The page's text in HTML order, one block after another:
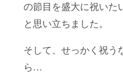
の節目を盛大に祝いた
と思い立ちました。
そして、せっかく祝う
ら…